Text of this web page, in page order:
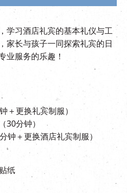
学习酒店礼宾的基本礼仪与工
家长与孩子一同探索礼宾的日
业服务的乐趣！
＋更换礼宾制服）
30分钟）
钟＋更换酒店礼宾制服）
纸